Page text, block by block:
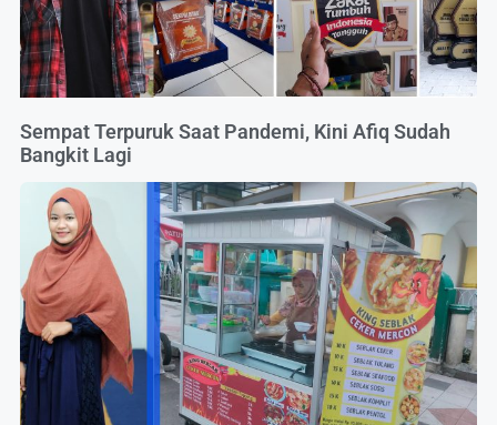
Sempat Terpuruk Saat Pandemi, Kini Afiq Sudah
Bangkit Lagi